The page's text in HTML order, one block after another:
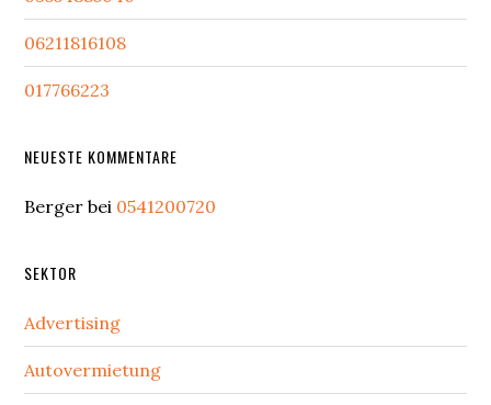
06211816108
017766223
NEUESTE KOMMENTARE
Berger bei 0541200720
SEKTOR
Advertising
Autovermietung